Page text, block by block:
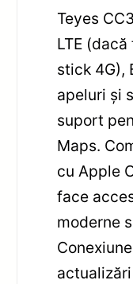
Teyes
LTE
stick 4G),
apeluri și
suport
Maps.
cu Apple
face
moderne